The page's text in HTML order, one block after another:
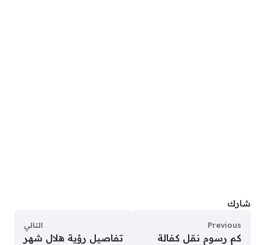
شارك
Previous
كم رسوم نقل كفالة
التالي
تفاصيل رؤية هلال شهر